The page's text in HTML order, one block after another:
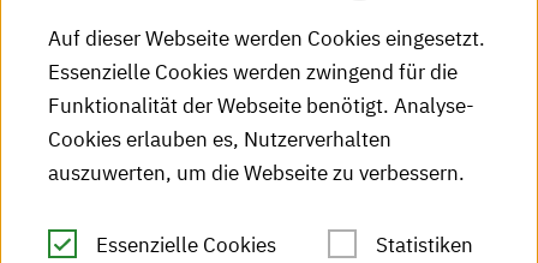
HKA-Podcast
HKA-Publikationen
RSS-Feed
Leichte Sprache
Auf dieser Webseite werden Cookies eingesetzt.
Essenzielle Cookies werden zwingend für die
Funktionalität der Webseite benötigt. Analyse-
Cookies erlauben es, Nutzerverhalten
auszuwerten, um die Webseite zu verbessern.
Essenzielle Cookies Statistiken